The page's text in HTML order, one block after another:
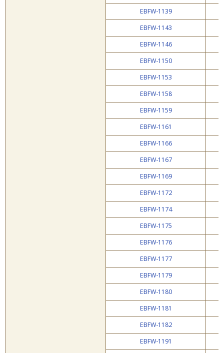
EBFW-1139
EBFW-1143
EBFW-1146
EBFW-1150
EBFW-1153
EBFW-1158
EBFW-1159
EBFW-1161
EBFW-1166
EBFW-1167
EBFW-1169
EBFW-1172
EBFW-1174
EBFW-1175
EBFW-1176
EBFW-1177
EBFW-1179
EBFW-1180
EBFW-1181
EBFW-1182
EBFW-1191